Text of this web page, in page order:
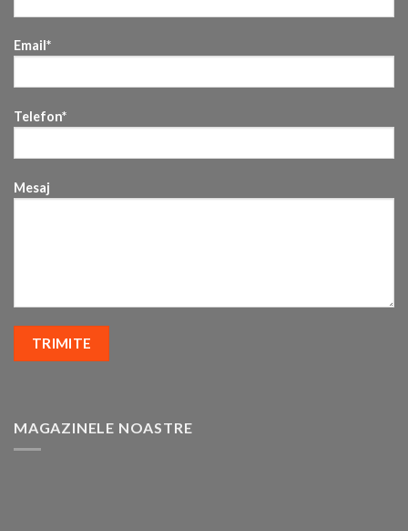
Email*
Telefon*
Mesaj
MAGAZINELE NOASTRE